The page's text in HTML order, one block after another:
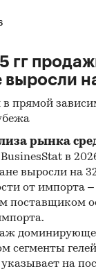
гг
выросли
прямой
рынка
в
выросли на
от импорта
поставщиком
сегменты
на